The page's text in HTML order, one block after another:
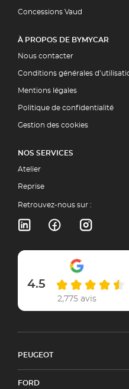
Concessions Vaud
À PROPOS DE BYMYCAR
Nous contacter
Conditions générales
Mentions légales
Politique de confidentialité
Gestion des cookies
NOS SERVICES
Atelier
Reprise
Retrouvez-nous sur :
4.5
2,775 avis
PEUGEOT
FORD